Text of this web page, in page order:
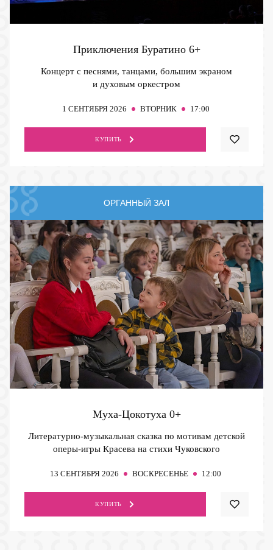
Приключения Буратино 6+
Концерт с песнями, танцами, большим экраном
и духовым оркестром
1 СЕНТЯБРЯ 2026 ВТОРНИК 17:00
КУПИТЬ
ОРГАННЫЙ ЗАЛ
Муха-Цокотуха 0+
Литературно-музыкальная сказка по мотивам детской
оперы-игры Красева на стихи Чуковского
13 СЕНТЯБРЯ 2026 ВОСКРЕСЕНЬЕ 12:00
КУПИТЬ